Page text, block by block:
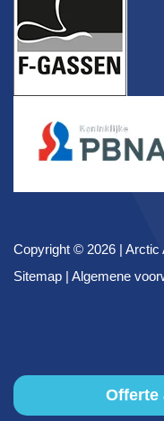
Copyright © 2026 | Arctic
Sitemap | Algemene
Offerte